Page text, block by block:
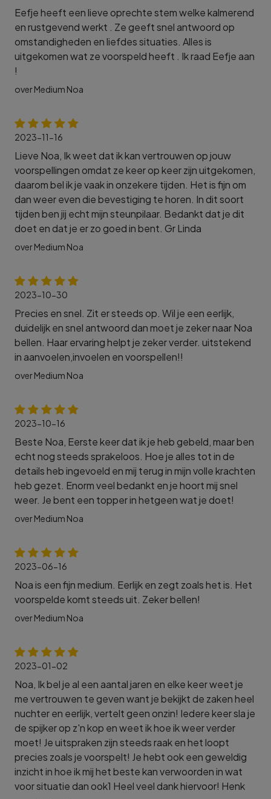
Eefje heeft een lieve oprechte stem welke kalmerend
en rustgevend werkt . Ze geeft snel antwoord op
omstandigheden en liefdes situaties. Alles is
uitgekomen wat ze voorspeld heeft . Ik raad Eefje aan
!
over Medium Noa
2023-11-16
Lieve Noa, Ik weet dat ik kan vertrouwen op jouw
voorspellingen omdat ze keer op keer zijn uitgekomen,
daarom bel ik je vaak in onzekere tijden. Het is fijn om
dan weer even die bevestiging te horen. In dit soort
tijden ben jij echt mijn steunpilaar. Bedankt dat je dit
doet en dat je er zo goed in bent. Gr Linda
over Medium Noa
2023-10-30
Precies en snel. Zit er steeds op. Wil je een eerlijk,
duidelijk en snel antwoord dan moet je zeker naar Noa
bellen. Haar ervaring helpt je zeker verder. uitstekend
in aanvoelen,invoelen en voorspellen!!
over Medium Noa
2023-10-16
Beste Noa, Eerste keer dat ik je heb gebeld, maar ben
echt nog steeds sprakeloos. Hoe je alles tot in de
details heb ingevoeld en mij terug in mijn volle krachten
heb gezet. Enorm veel bedankt en je hoort mij snel
weer. Je bent een topper in hetgeen wat je doet!
over Medium Noa
2023-06-16
Noa is een fijn medium. Eerlijk en zegt zoals het is. Het
voorspelde komt steeds uit. Zeker bellen!
over Medium Noa
2023-01-02
Noa, Ik bel je al een aantal jaren en elke keer weet je
me vertrouwen te geven want je bekijkt de zaken heel
nuchter en eerlijk, vertelt geen onzin! Iedere keer sla je
de spijker op z'n kop en weet ik hoe ik weer verder
moet! Je uitspraken zijn steeds raak en het loopt
precies zoals je voorspelt! Je hebt ook een geweldig
inzicht in hoe ik mij het beste kan verwoorden in wat
voor situatie dan ook1 Heel veel dank hiervoor! Henk